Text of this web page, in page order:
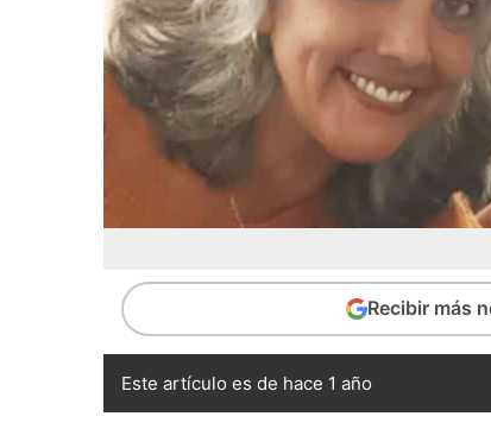
Recibir más
Este artículo es de hace 1 año